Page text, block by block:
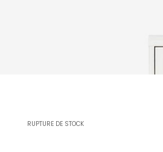
RUPTURE DE STOCK